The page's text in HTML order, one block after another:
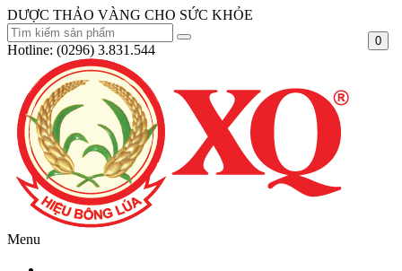
DƯỢC THẢO VÀNG CHO SỨC KHỎE
Hotline: (0296) 3.831.544
Menu
0